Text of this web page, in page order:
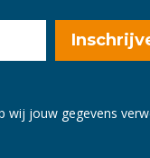
wij jouw gegevens